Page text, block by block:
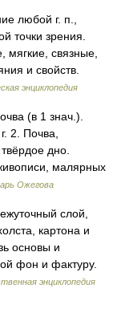
любой г. п.,
точки зрения.
мягкие, связные,
и свойств.
энциклопедия
(в 1 знач.).
2. Почва,
дно.
малярных
Ожегова
слой,
картона и
основы и
фон и фактуру.
энциклопедия